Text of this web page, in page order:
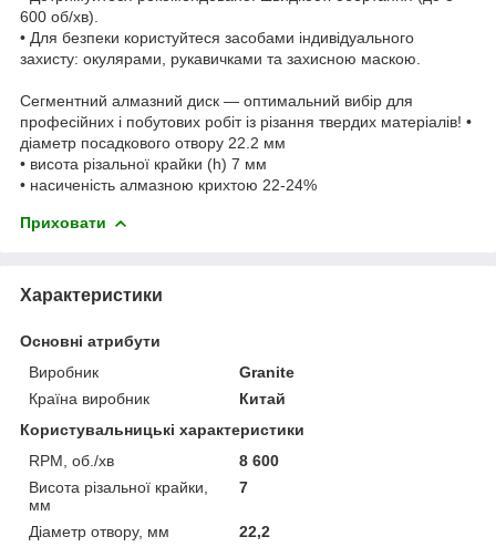
600 об/хв).
• Для безпеки користуйтеся засобами індивідуального
захисту: окулярами, рукавичками та захисною маскою.
Сегментний алмазний диск — оптимальний вибір для
професійних і побутових робіт із різання твердих матеріалів! •
діаметр посадкового отвору 22.2 мм
• висота різальної крайки (h) 7 мм
• насиченість алмазною крихтою 22-24%
Приховати
Характеристики
Основні атрибути
Виробник
Granite
Країна виробник
Китай
Користувальницькі характеристики
RPM, об./хв
8 600
Висота різальної крайки,
мм
7
Діаметр отвору, мм
22,2